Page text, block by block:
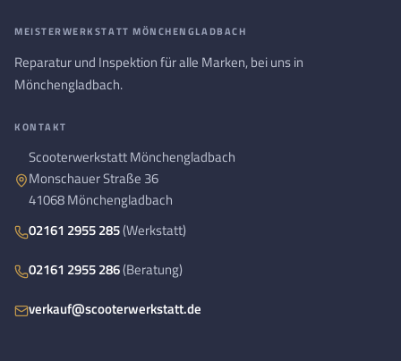
MEISTERWERKSTATT MÖNCHENGLADBACH
Reparatur und Inspektion für alle Marken, bei uns in
Mönchengladbach.
KONTAKT
Scooterwerkstatt Mönchengladbach
Monschauer Straße 36
41068 Mönchengladbach
02161 2955 285(Werkstatt)
02161 2955 286(Beratung)
verkauf@scooterwerkstatt.de